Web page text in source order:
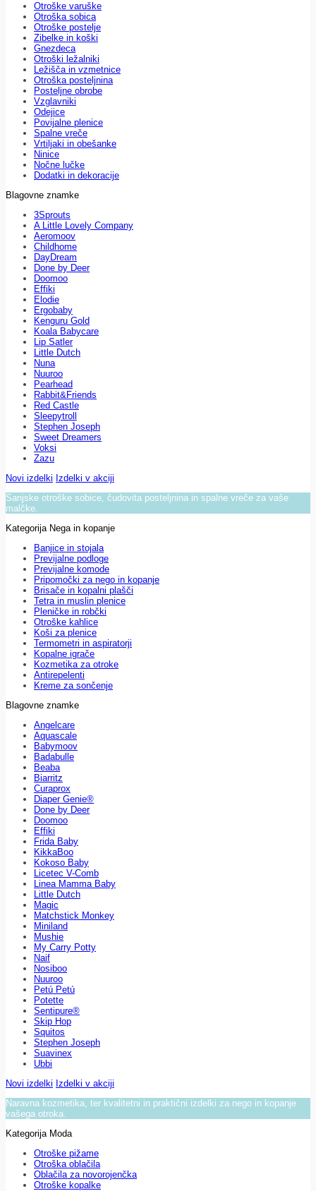
Otroške varuške
Otroška sobica
Otroške postelje
Zibelke in koški
Gnezdeca
Otroški ležalniki
Ležišča in vzmetnice
Otroška posteljnina
Posteljne obrobe
Vzglavniki
Odejice
Povijalne plenice
Spalne vreče
Vrtiljaki in obešanke
Ninice
Nočne lučke
Dodatki in dekoracije
Blagovne znamke
3Sprouts
A Little Lovely Company
Aeromoov
Childhome
DayDream
Done by Deer
Doomoo
Effiki
Elodie
Ergobaby
Kenguru Gold
Koala Babycare
Lip Satler
Little Dutch
Nuna
Nuuroo
Pearhead
Rabbit&Friends
Red Castle
Sleepytroll
Stephen Joseph
Sweet Dreamers
Voksi
Zazu
Novi izdelki Izdelki v akciji
Sanjske otroške sobice, čudovita posteljnina in spalne vreče za vaše
malčke.
Kategorija Nega in kopanje
Banjice in stojala
Previjalne podloge
Previjalne komode
Pripomočki za nego in kopanje
Brisače in kopalni plašči
Tetra in muslin plenice
Pleničke in robčki
Otroške kahlice
Koši za plenice
Termometri in aspiratorji
Kopalne igrače
Kozmetika za otroke
Antirepelenti
Kreme za sončenje
Blagovne znamke
Angelcare
Aquascale
Babymoov
Badabulle
Beaba
Biarritz
Curaprox
Diaper Genie®
Done by Deer
Doomoo
Effiki
Frida Baby
KikkaBoo
Kokoso Baby
Licetec V-Comb
Linea Mamma Baby
Little Dutch
Magic
Matchstick Monkey
Miniland
Mushie
My Carry Potty
Naif
Nosiboo
Nuuroo
Petú Petú
Potette
Sentipure®
Skip Hop
Squitos
Stephen Joseph
Suavinex
Ubbi
Novi izdelki Izdelki v akciji
Naravna kozmetika, ter kvalitetni in praktični izdelki za nego in kopanje
vašega otroka.
Kategorija Moda
Otroške pižame
Otroška oblačila
Oblačila za novorojenčka
Otroške kopalke